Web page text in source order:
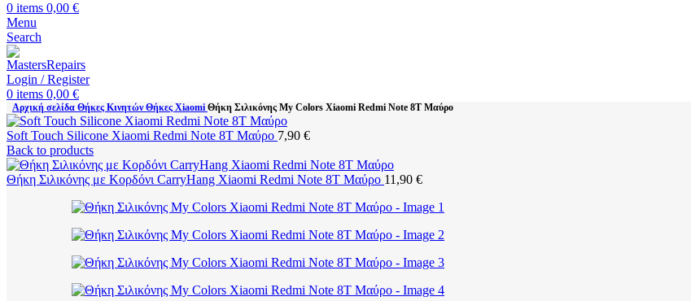
0 items 0,00 €
Menu
Search
Login / Register
0 items 0,00 €
Αρχική σελίδα Θήκες ΚινητώνΘήκες Xiaomi Θήκη Σιλικόνης My Colors Xiaomi Redmi Note 8T Μαύρο
Soft Touch Silicone Xiaomi Redmi Note 8T Μαύρο 7,90 €
Back to products
Θήκη Σιλικόνης με Κορδόνι CarryHang Xiaomi Redmi Note 8T Μαύρο 11,90 €